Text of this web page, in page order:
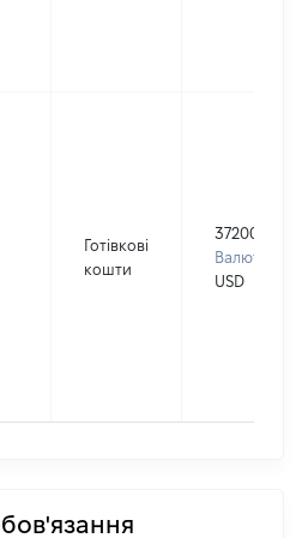
Готівкові
кошти
372000
Валюта:
USD